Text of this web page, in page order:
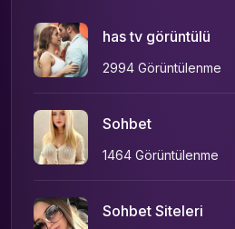
has tv görüntülü
2994 Görüntülenme
Sohbet
1464 Görüntülenme
Sohbet Siteleri